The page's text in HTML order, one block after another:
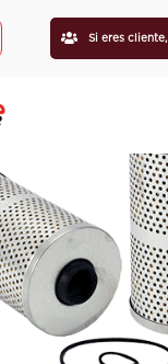
Si eres cliente,